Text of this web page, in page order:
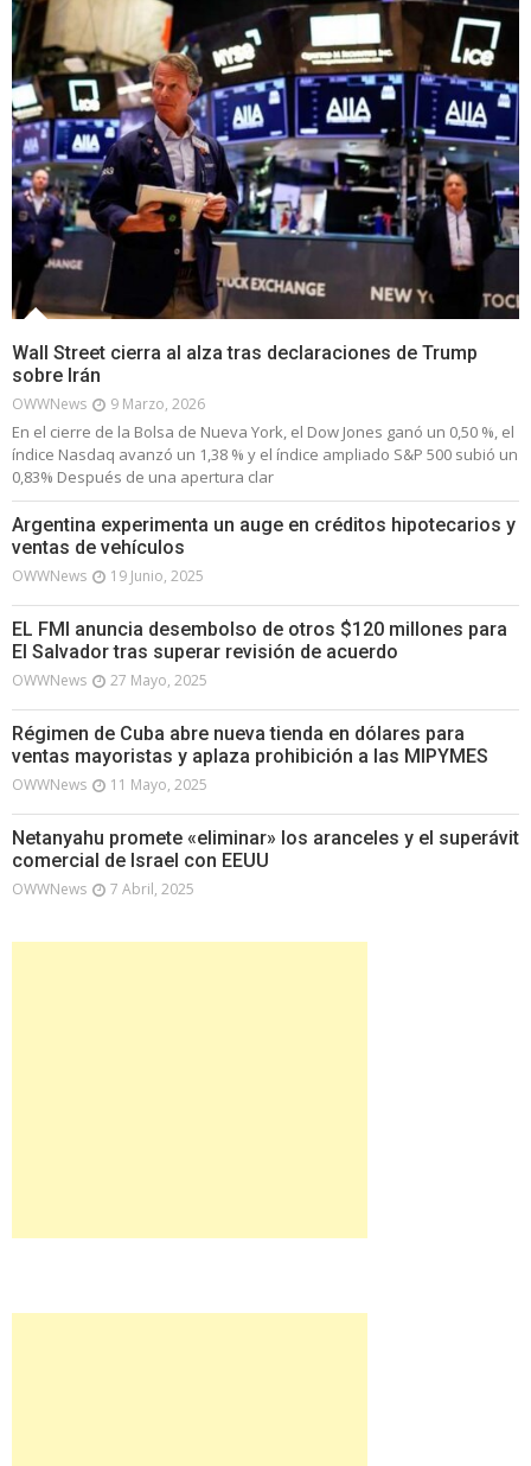
Wall Street cierra al alza tras declaraciones de Trump
sobre Irán
OWWNews 9 Marzo, 2026
En el cierre de la Bolsa de Nueva York, el Dow Jones ganó un 0,50 %, el
índice Nasdaq avanzó un 1,38 % y el índice ampliado S&P 500 subió un
0,83% Después de una apertura clar
Argentina experimenta un auge en créditos hipotecarios y
ventas de vehículos
OWWNews 19 Junio, 2025
EL FMI anuncia desembolso de otros $120 millones para
El Salvador tras superar revisión de acuerdo
OWWNews 27 Mayo, 2025
Régimen de Cuba abre nueva tienda en dólares para
ventas mayoristas y aplaza prohibición a las MIPYMES
OWWNews 11 Mayo, 2025
Netanyahu promete «eliminar» los aranceles y el superávit
comercial de Israel con EEUU
OWWNews 7 Abril, 2025